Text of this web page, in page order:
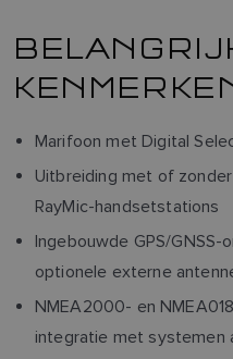
Marifoon met Digital
Uitbreiding met of
RayMic-handsetstations
Ingebouwde GPS/
optionele externe
NMEA2000- en
integratie met systemen